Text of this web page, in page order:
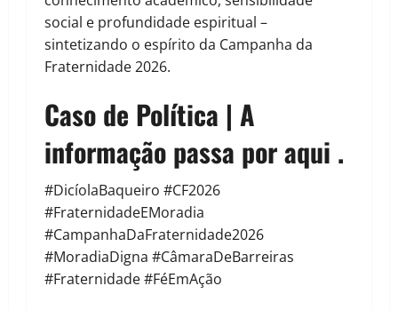
social e profundidade espiritual –
sintetizando o espírito da Campanha da
Fraternidade 2026.
Caso de Política | A
informação passa por aqui .
#DicíolaBaqueiro #CF2026
#FraternidadeEMoradia
#CampanhaDaFraternidade2026
#MoradiaDigna #CâmaraDeBarreiras
#Fraternidade #FéEmAção